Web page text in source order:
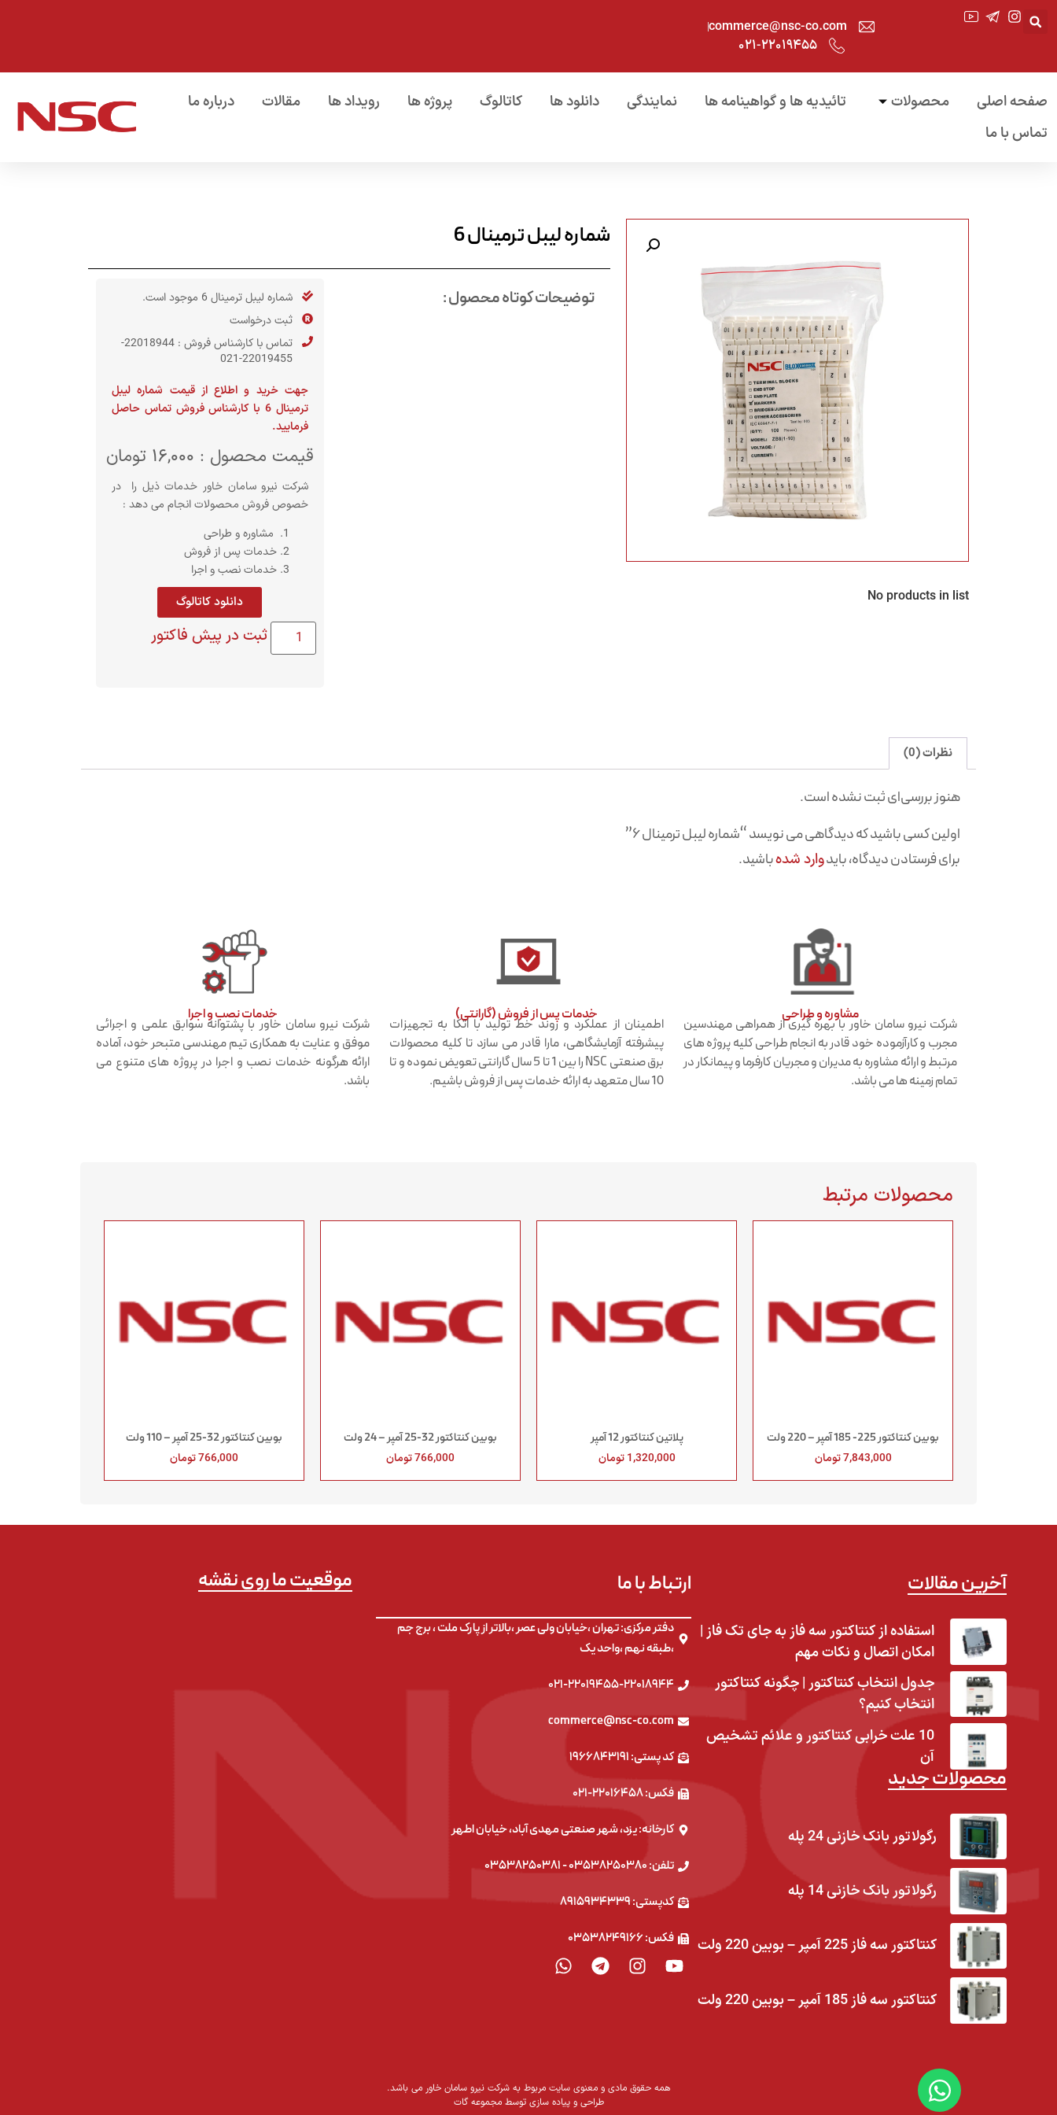
commerce@nsc-co.com
۰۲۱-۲۲۰۱۹۴۵۵
صفحه اصلی محصولات تائیدیه ها و گواهینامه ها نمایندگی دانلود ها کاتالوگ پروژه ها رویداد ها مقالات
درباره ما
تماس با ما
No products in list
شماره لیبل ترمینال 6
توضیحات کوتاه محصول :
شماره لیبل ترمینال 6 موجود است.
ثبت درخواست
تماس با کارشناس فروش : 22018944-
22019455-021
جهت خرید و اطلاع از قیمت شماره لیبل
ترمینال 6 با کارشناس فروش تماس حاصل
فرمایید.
قیمت محصول : 16,000 تومان
شرکت نیرو سامان خاور خدمات ذیل را در
خصوص فروش محصولات انجام می دهد :
مشاوره و طراحی
خدمات پس از فروش
خدمات نصب و اجرا
دانلود کاتالوگ
ثبت در پیش فاکتور
نظرات (0)
هنوز بررسی‌ای ثبت نشده است.
اولین کسی باشید که دیدگاهی می نویسد “شماره لیبل ترمینال 6”
برای فرستادن دیدگاه، بایدوارد شدهباشید.
مشاوره و طراحی
شرکت نیرو سامان خاور با بهره گیری از همراهی مهندسین
مجرب و کارآزموده خود قادر به انجام طراحی کلیه پروژه های
مرتبط و ارائه مشاوره به مدیران و مجریان کارفرما و پیمانکار در
تمام زمینه ها می باشد.
خدمات پس از فروش (گارانتی)​
اطمینان از عملکرد و روند خط تولید با اتکا به تجهیزات
پیشرفته آزمایشگاهی، مارا قادر می سازد تا کلیه محصولات
برق صنعتی NSC را بین 1 تا 5 سال گارانتی تعویض نموده و تا
10 سال متعهد به ارائه خدمات پس از فروش باشیم.
خدمات نصب و اجرا​
شرکت نیرو سامان خاور با پشتوانه سوابق علمی و اجرائی
موفق و عنایت به همکاری تیم مهندسی متبحر خود، آماده
ارائه هرگونه خدمات نصب و اجرا در پروژه های متنوع می
باشد.
محصولات مرتبط
بوبين كنتاكتور 225- 185 آمپر – 220 ولت
7,843,000تومان
پلاتين كنتاكتور 12 آمپر
1,320,000 تومان
بوبين كنتاكتور 32-25 آمپر – 24 ولت
766,000تومان
بوبين كنتاكتور 32-25 آمپر – 110 ولت
766,000تومان
موقعیت ما روی نقشه آخرین مقالات
استفاده از کنتاکتور سه فاز به جای تک فاز |
امکان اتصال و نکات مهم
جدول انتخاب کنتاکتور | چگونه کنتاکتور
انتخاب کنیم؟
10 علت خرابی کنتاکتور و علائم تشخیص
آن
محصولات جدید
رگولاتور بانک خازنی 24 پله
رگولاتور بانک خازنی 14 پله
کنتاکتور سه فاز 225 آمپر – بوبین 220 ولت
کنتاکتور سه فاز 185 آمپر – بوبین 220 ولت
ارتباط با ما
دفتر مرکزی: تهران ،خیابان ولی عصر ،بالاتر از پارک ملت ، برج جم
،طبقه نهم ،واحد یک
۰۲۱-۲۲۰۱۹۴۵۵-۲۲۰۱۸۹۴۴
commerce@nsc-co.com
کد پستی: ۱۹۶۶۸۴۳۱۹۱
فکس: ۲۲۰۱۶۴۵۸-۰۲۱
کارخانه: یزد، شهر صنعتی مهدی آباد، خیابان اطهر
تلفن: ۰۳۵۳۸۲۵۰۳۸۰ - ۰۳۵۳۸۲۵۰۳۸۱
کدپستی: ۸۹۱۵۹۳۴۳۳۹
فکس: ۰۳۵۳۸۲۴۹۱۶۶
همه حقوق مادی و معنوی سایت مربوط به شرکت نیرو سامان خاور می باشد.
طراحی و پیاده سازی توسط مجموعه گات